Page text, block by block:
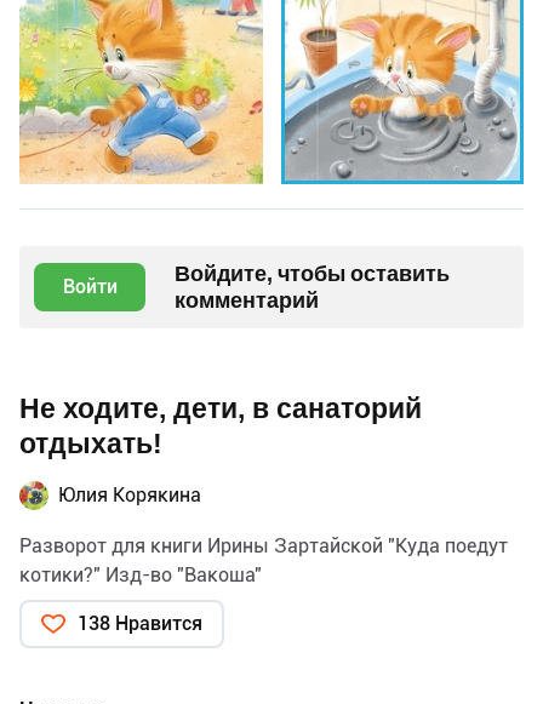
Войти
Войдите, чтобы оставить
комментарий
Не ходите, дети, в санаторий
отдыхать!
Юлия Корякина
Разворот для книги Ирины Зартайской "Куда поедут
котики?" Изд-во "Вакоша"
138 Нравится